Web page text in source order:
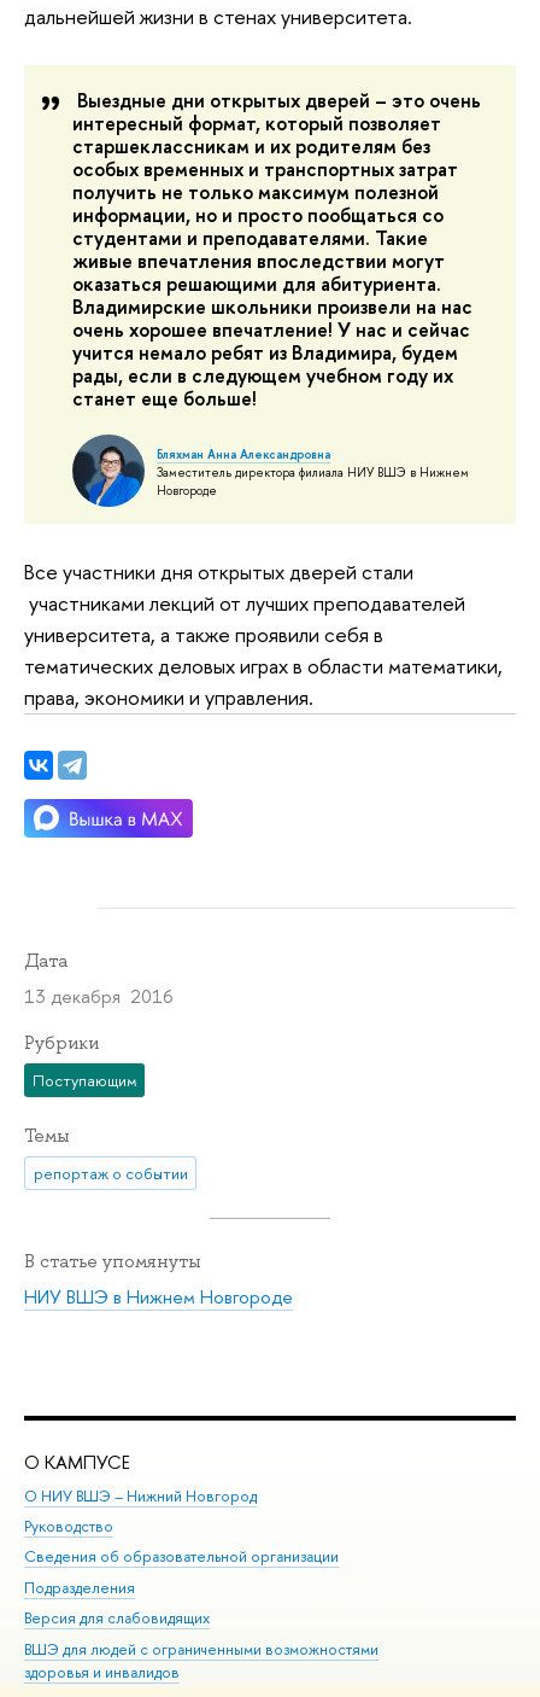
дальнейшей жизни в стенах университета.
Выездные дни открытых дверей – это очень
интересный формат, который позволяет
старшеклассникам и их родителям без
особых временных и транспортных затрат
получить не только максимум полезной
информации, но и просто пообщаться со
студентами и преподавателями. Такие
живые впечатления впоследствии могут
оказаться решающими для абитуриента.
Владимирские школьники произвели на нас
очень хорошее впечатление! У нас и сейчас
учится немало ребят из Владимира, будем
рады, если в следующем учебном году их
станет еще больше!
Бляхман Анна Александровна
Заместитель директора филиала НИУ ВШЭ в Нижнем
Новгороде
Все участники дня открытых дверей стали
участниками лекций от лучших преподавателей
университета, а также проявили себя в
тематических деловых играх в области математики,
права, экономики и управления.
Дата
13 декабря 2016
Рубрики
Поступающим
Темы
репортаж о событии
В статье упомянуты
НИУ ВШЭ в Нижнем Новгороде
О КАМПУСЕ
О НИУ ВШЭ – Нижний Новгород
Руководство
Сведения об образовательной организации
Подразделения
Версия для слабовидящих
ВШЭ для людей с ограниченными возможностями
здоровья и инвалидов